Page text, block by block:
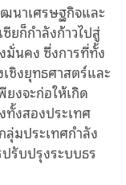
นาเศรษฐกิจและ
ยก็กำลังก้าวไปสู่
มั่นคง ซึ่งการที่ทั้ง
ชิงยุทธศาสตร์และ
งจะก่อให้เกิด
งสองประเทศ
ลุ่มประเทศกำลัง
รับปรุงระบบธร